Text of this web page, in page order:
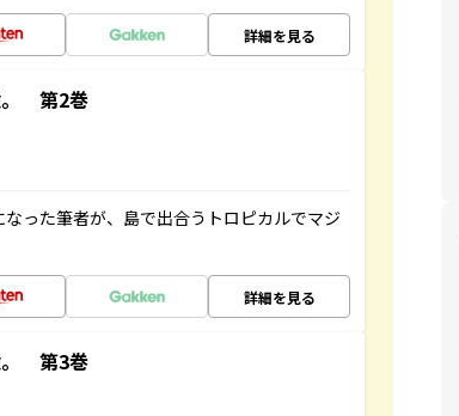
詳細を見る
。 第2巻
った筆者が、島で出合うトロピカルでマジ
詳細を見る
。 第3巻